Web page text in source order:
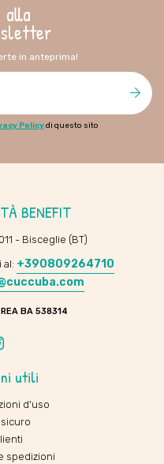
in anteprima!
Policydi questo sito
BENEFIT
- Bisceglie (BT)
al: +390809264710
BA 538314
utili
d'uso
spedizioni